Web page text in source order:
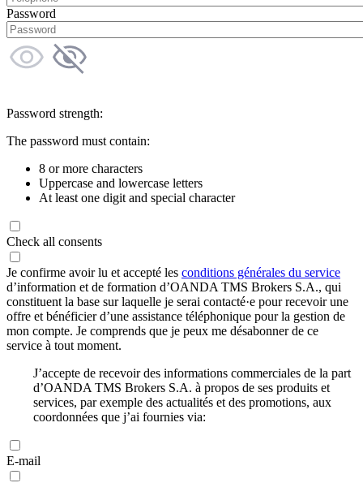
Password
Password strength:
The password must contain:
8 or more characters
Uppercase and lowercase letters
At least one digit and special character
Check all consents
Je confirme avoir lu et accepté les conditions générales du service
d’information et de formation d’OANDA TMS Brokers S.A., qui
constituent la base sur laquelle je serai contacté·e pour recevoir une
offre et bénéficier d’une assistance téléphonique pour la gestion de
mon compte. Je comprends que je peux me désabonner de ce
service à tout moment.
J’accepte de recevoir des informations commerciales de la part
d’OANDA TMS Brokers S.A. à propos de ses produits et
services, par exemple des actualités et des promotions, aux
coordonnées que j’ai fournies via:
E-mail